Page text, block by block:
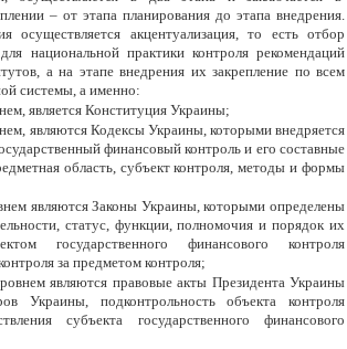
– от этапа планирования до этапа внедрения.
осуществляется акцентуализация, то есть отбор
национальной практики контроля рекомендаций
а на этапе внедрения их закрепление по всем
системы, а именно:
является Конституция Украины;
являются Кодексы Украины, которыми внедряется
финансовый контроль и его составные
область, субъект контроля, методы и формы
являются Законы Украины, которыми определены
статус, функции, полномочия и порядок их
государственного финансового контроля
за предметом контроля;
являются правовые акты Президента Украины
Украины, подконтрольность объекта контроля
субъекта государственного финансового